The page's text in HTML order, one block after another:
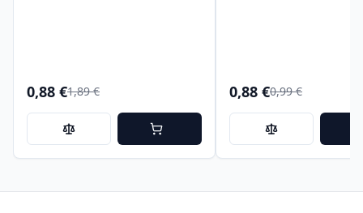
0,88 €1,89 € 0,88 €0,99 €